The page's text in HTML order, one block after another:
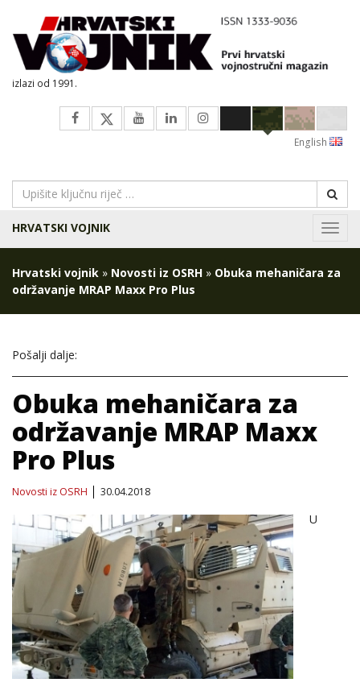
izlazi od 1991.
English
HRVATSKI VOJNIK
Hrvatski vojnik » Novosti iz OSRH » Obuka mehaničara za
održavanje MRAP Maxx Pro Plus
Pošalji dalje:
Obuka mehaničara za
održavanje MRAP Maxx
Pro Plus
Novosti iz OSRH 30.04.2018
U